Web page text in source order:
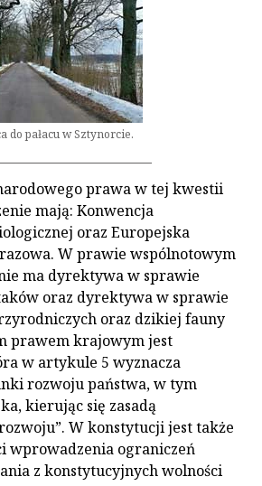
do pałacu w Sztynorcie.
prawa w tej kwestii
mają: Konwencja
oraz Europejska
W prawie wspólnotowym
ma dyrektywa w sprawie
oraz dyrektywa w sprawie
oraz dzikiej fauny
prawem krajowym jest
w artykule 5 wyznacza
rozwoju państwa, w tym
kierując się zasadą
W konstytucji jest także
wprowadzenia ograniczeń
z konstytucyjnych wolności